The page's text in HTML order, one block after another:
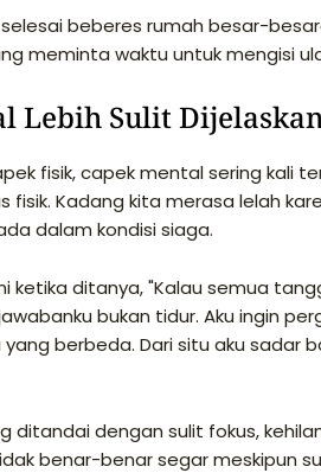
beberes rumah besar-
meminta waktu untuk mengisi
Lebih Sulit
fisik, capek mental sering kali
fisik. Kadang kita merasa lelah
dalam kondisi siaga.
ketika ditanya, "Kalau semua
bukan tidur. Aku ingin
berbeda. Dari situ aku sadar
ditandai dengan sulit fokus,
benar-benar segar meskipun